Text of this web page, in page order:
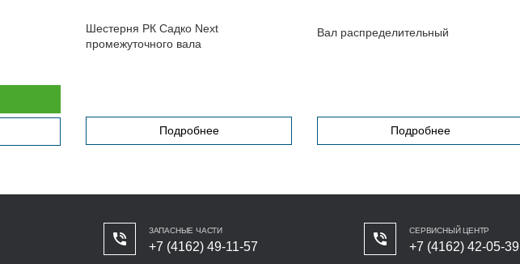
Шестерня РК Садко Next
промежуточного вала
Подробнее
Вал распределительный
Подробнее
ЗАПАСНЫЕ ЧАСТИ
+7 (4162) 49-11-57
СЕРВИСНЫЙ ЦЕНТР
+7 (4162) 42-05-39